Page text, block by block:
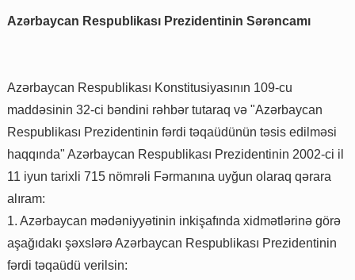
Azərbaycan Respublikası Prezidentinin Sərəncamı
Azərbaycan Respublikası Konstitusiyasının 109-cu
maddəsinin 32-ci bəndini rəhbər tutaraq və "Azərbaycan
Respublikası Prezidentinin fərdi təqaüdünün təsis edilməsi
haqqında" Azərbaycan Respublikası Prezidentinin 2002-ci il
11 iyun tarixli 715 nömrəli Fərmanına uyğun olaraq qərara
alıram:
1. Azərbaycan mədəniyyətinin inkişafında xidmətlərinə görə
aşağıdakı şəxslərə Azərbaycan Respublikası Prezidentinin
fərdi təqaüdü verilsin: